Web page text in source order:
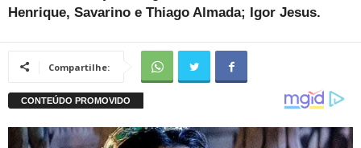
Henrique, Savarino e Thiago Almada; Igor Jesus.
Compartilhe: